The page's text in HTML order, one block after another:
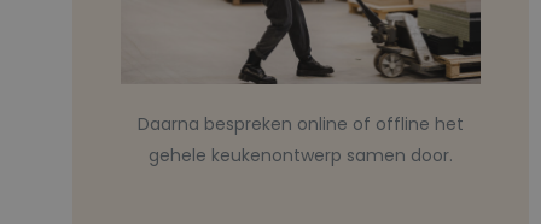
Daarna bespreken online of offline het
gehele keukenontwerp samen door.